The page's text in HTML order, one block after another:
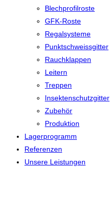
Blechprofilroste
GFK-Roste
Regalsysteme
Punktschweissgitter
Rauchklappen
Leitern
Treppen
Insektenschutzgitter
Zubehör
Produktion
Lagerprogramm
Referenzen
Unsere Leistungen